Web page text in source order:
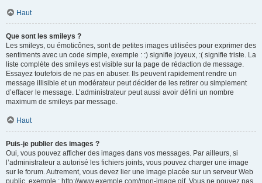
Haut
Que sont les smileys ?
Les smileys, ou émoticônes, sont de petites images utilisées pour exprimer des
sentiments avec un code simple, exemple : :) signifie joyeux, :( signifie triste. La
liste complète des smileys est visible sur la page de rédaction de message.
Essayez toutefois de ne pas en abuser. Ils peuvent rapidement rendre un
message illisible et un modérateur peut décider de les retirer ou simplement
d’effacer le message. L’administrateur peut aussi avoir défini un nombre
maximum de smileys par message.
Haut
Puis-je publier des images ?
Oui, vous pouvez afficher des images dans vos messages. Par ailleurs, si
l’administrateur a autorisé les fichiers joints, vous pouvez charger une image
sur le forum. Autrement, vous devez lier une image placée sur un serveur Web
public, exemple : http://www.exemple.com/mon-image.gif. Vous ne pouvez pas